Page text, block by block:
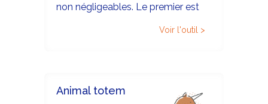
non négligeables. Le premier est
briser la glace dans un groupe en
prendre conscience des impacts
Voir l'outil >
Animal totem